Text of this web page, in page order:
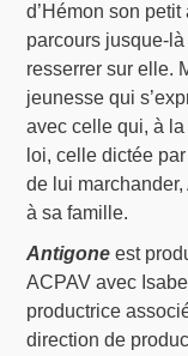
d’Hémon son
parcours jusque-
resserrer sur elle.
jeunesse qui
avec celle qui, à
loi, celle dictée
de lui
à sa famille.
Antigone est
ACPAV avec
productrice
direction de